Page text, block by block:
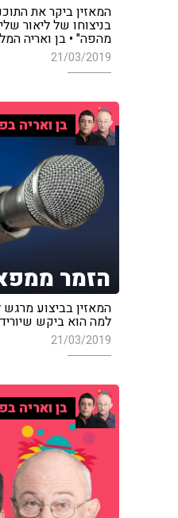
המאזין ביקר את
בניצוחו של ליאור
מהפה" • בן ואריה
21/03/2019
בן ואריה
הזמר
המאזין בביצוע
למה הוא ביקש
21/03/2019
בן ואריה